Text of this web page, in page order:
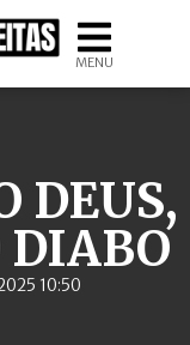
MENU
DEUS,
DIABO
10:50